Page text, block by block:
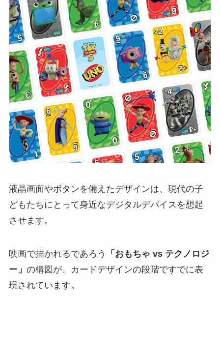
液晶画面やボタンを備えたデザインは、現代の子
どもたちにとって身近なデジタルデバイスを想起
させます。
映画で描かれるであろう
「おもちゃ vs テクノロジ
ー」 の構図が、カードデザインの段階ですでに表
現されています。